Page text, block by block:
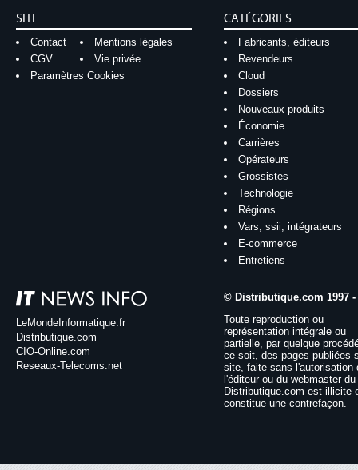
SITE
Contact
Mentions légales
CGV
Vie privée
Paramètres Cookies
CATÉGORIES
Fabricants, éditeurs
Revendeurs
Cloud
Dossiers
Nouveaux produits
Économie
Carrières
Opérateurs
Grossistes
Technologie
Régions
Vars, ssii, intégrateurs
E-commerce
Entretiens
LeMondeInformatique.fr
Distributique.com
CIO-Online.com
Reseaux-Telecoms.net
© Distributique.com 1997 -
Toute reproduction ou
représentation intégrale ou
partielle, par quelque
ce soit, des pages publiées
site, faite sans l'autorisation
l'éditeur ou du webmaster
Distributique.com est illicite
constitue une contrefaçon.